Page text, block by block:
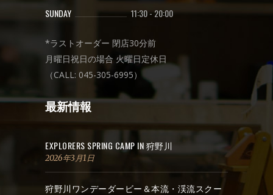
SUNDAY
11:30-20:00
*ラストオーダー 閉店30分前
月曜日祝日の場合 火曜日定休日
（CALL: 045-305-6995）
最新情報
EXPLORERS SPRING CAMP IN 狩野川
2026年3月1日
狩野川ワンデーダービー＆本流・渓流スクー